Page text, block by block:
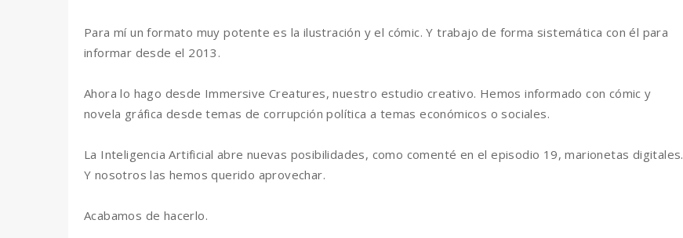
Para mí un formato muy potente es la ilustración y el cómic. Y trabajo de forma sistemática con él para
informar desde el 2013.
Ahora lo hago desde Immersive Creatures, nuestro estudio creativo. Hemos informado con cómic y
novela gráfica desde temas de corrupción política a temas económicos o sociales.
La Inteligencia Artificial abre nuevas posibilidades, como comenté en el episodio 19, marionetas digitales.
Y nosotros las hemos querido aprovechar.
Acabamos de hacerlo.